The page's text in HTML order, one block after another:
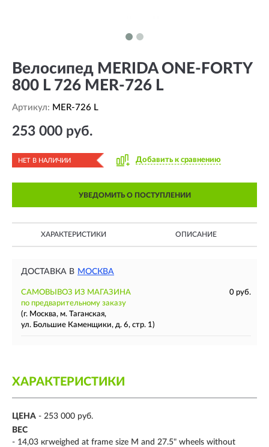
Велосипед MERIDA ONE-FORTY
800 L 726 MER-726 L
Артикул: MER-726 L
253 000 руб.
НЕТ В НАЛИЧИИ Добавить к сравнению
УВЕДОМИТЬ О ПОСТУПЛЕНИИ
ХАРАКТЕРИСТИКИ ОПИСАНИЕ
ДОСТАВКА В МОСКВА
САМОВЫВОЗ ИЗ МАГАЗИНА
0 руб.
по предварительному заказу
(г. Москва, м. Таганская,
ул. Большие Каменщики, д. 6, стр. 1)
ХАРАКТЕРИСТИКИ
ЦЕНА - 253 000 руб.
ВЕС
- 14,03 кгweighed at frame size M and 27.5" wheels without